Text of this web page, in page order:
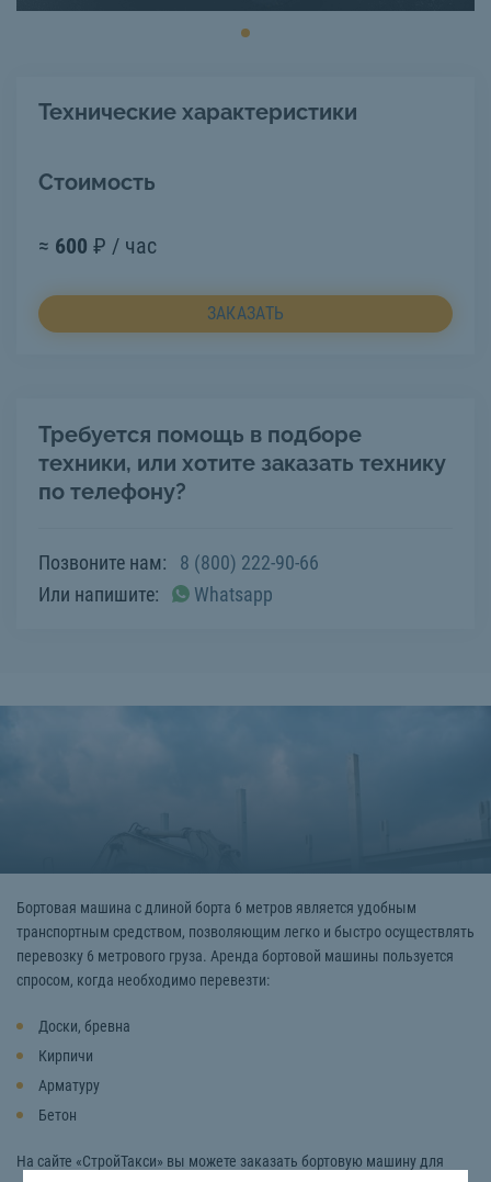
Технические характеристики
Стоимость
≈ 600 ₽ / час
ЗАКАЗАТЬ
Требуется помощь в подборе
техники, или хотите заказать технику
по телефону?
Позвоните нам:
8 (800) 222-90-66
Или напишите:
Whatsapp
Бортовая машина с длиной борта 6 метров является удобным
транспортным средством, позволяющим легко и быстро осуществлять
перевозку 6 метрового груза. Аренда бортовой машины пользуется
спросом, когда необходимо перевезти:
Доски, бревна
Кирпичи
Арматуру
Бетон
На сайте «СтройТакси» вы можете заказать бортовую машину для